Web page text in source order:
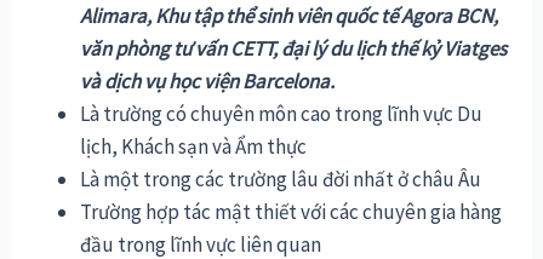
Alimara, Khu tập thể sinh viên quốc tế Agora BCN,
văn phòng tưvấn CETT, đại lý du lịch thế kỷ Viatges
và dịch vụ học viện Barcelona.
Là trường có chuyên môn cao trong lĩnh vực Du
lịch, Khách sạn và Ẩm thực
Là một trong các trường lâu đời nhất ở châu Âu
Trường hợp tác mật thiết với các chuyên gia hàng
đầu trong lĩnh vực liên quan